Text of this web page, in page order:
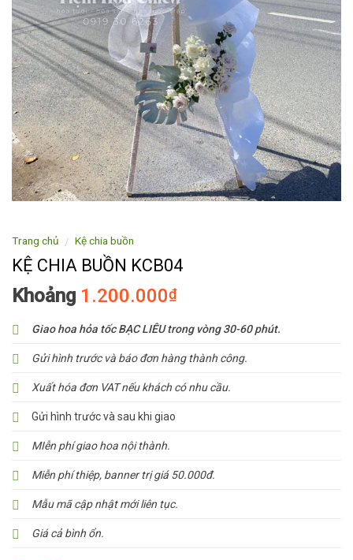
Trang chủ / Kệ chia buồn
KỆ CHIA BUỒN KCB04
Khoảng 1.200.000₫
Giao hoa hỏa tốc BẠC LIÊU trong vòng 30-60 phút.
Gửi hình trước và báo đơn hàng thành công.
Xuất hóa đơn VAT nếu khách có nhu cầu.
Gửi hình trước và sau khi giao
MIễn phí giao hoa nội thành.
Miễn phí thiệp, banner trị giá 50.000đ.
Mẫu mã cập nhật mới liên tục.
Giá cả bình ổn.